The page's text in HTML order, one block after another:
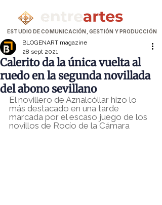
ESTUDIO DE COMUNICACIÓN, GESTIÓN Y PRODUCCIÓN
Calerito da la única vuelta al
ruedo en la segunda novillada
del abono sevillano
BLOGENART magazine
28 sept 2021
El novillero de Aznalcóllar hizo lo
más destacado en una tarde
marcada por el escaso juego de los
novillos de Rocío de la Cámara